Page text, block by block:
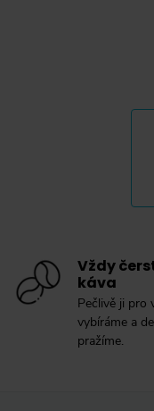
Vždy
káva
Pečlivě ji pro
vybíráme a
pražíme.